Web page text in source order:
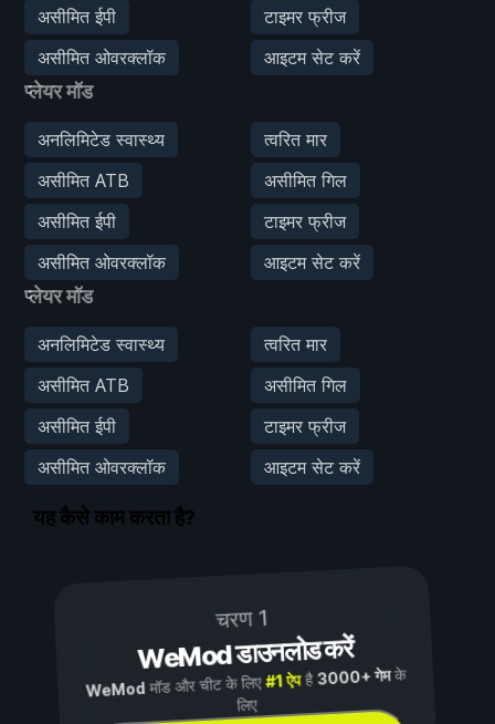
असीमित ईपी
टाइमर फ्रीज
असीमित ओवरक्लॉक
आइटम सेट करें
प्लेयर मॉड
अनलिमिटेड स्वास्थ्य
त्वरित मार
असीमित ATB
असीमित गिल
असीमित ईपी
टाइमर फ्रीज
असीमित ओवरक्लॉक
आइटम सेट करें
प्लेयर मॉड
अनलिमिटेड स्वास्थ्य
त्वरित मार
असीमित ATB
असीमित गिल
असीमित ईपी
टाइमर फ्रीज
असीमित ओवरक्लॉक
आइटम सेट करें
यह कैसे काम करता है?
चरण 1
WeMod डाउनलोड करें
WeMod मॉड और चीट के लिए#1 ऐपहै3000+ गेमके
लिए